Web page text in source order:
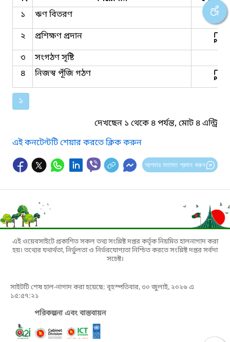
১
ঋণ বিতরণ
২
প্রশিক্ষণ প্রদান
৩
সংগঠণ সৃষ্টি
৪
নিজস্ব পূঁজি গঠণ
১
দেখছেন ১ থেকে ৪ পর্যন্ত, মোট ৪ এন্ট্রি
এই কনটেন্টটি শেয়ার করতে ক্লিক করুন
আপনার মতামত প্রদান করুন
এই ওয়েবসাইটে প্রকাশিত সকল তথ্য সংশ্লিষ্ট দপ্তর কর্তৃক নিয়মিত হালনাগাদ করা
হয়। তথ্যের যথার্থতা, নির্ভুলতা ও নির্ভরযোগ্যতা নিশ্চিত করতে সংশ্লিষ্ট দপ্তর সর্বদা
সচেষ্ট।
সাইটটি শেষ হাল-নাগাদ করা হয়েছে: বৃহস্পতিবার, ৩০ জুলাই, ২০২৬ এ
১৫:৫৭:২১
পরিকল্পনা এবং বাস্তবায়ন